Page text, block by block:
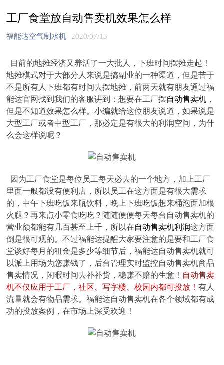
工厂食堂放自动售卖机效果怎么样
福能达空气制水机 2020/07/13
目前的地摊经济又养活了一大批人，下班时间摆摊走起！
地摊模式对于大部分人来说是搞副业的一种渠道，但是苦于
不是所有人下班都有时间去摆地摊，前两天就有朋友通过福
能达官网找到我们的客服讲到：想要在工厂摆自动售卖机 ，
但是不知道效果怎么样。小编就给这位朋友说道，如果说是
大型工厂或者中型工厂，那必定是有很大的利润空间，为什
么会这样说呢？
因为工厂食堂是每位员工每天必去的一个地方，加上工厂
里面一般都没有便利店，所以员工在这方面是有很大需求
的，中午下班吃饭来瓶饮料，晚上下班吃饭想来桶泡面加根
火腿？再来点小零食吃吃？随随便便每天每台自动售卖机的
营业额都能有几百甚至上千，所以在自动售卖机利润这方面
倒是很可观的。不过福能达提醒大家要注意的是要和工厂食
堂谈好每月的租金是多少等细节后，福能达自动售卖机就可
以派上用场为您赚钱了，后台管理实时监控自动售卖机商品
售卖情况，闲暇时间去补补货，稳赚不赔的生意！ 自动售卖
机不仅应用于工厂，社区、写字楼、校园内都可投放！有人
流量就会有物品需求。福能达自动售卖机在各个领域都有成
功的投放案例，在市场上深受欢迎！